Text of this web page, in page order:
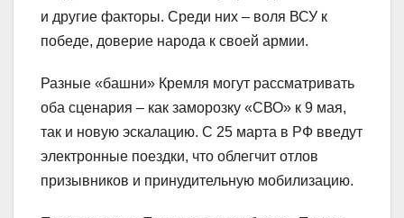
и другие факторы. Среди них – воля ВСУ к
победе, доверие народа к своей армии.
Разные «башни» Кремля могут рассматривать
оба сценария – как заморозку «СВО» к 9 мая,
так и новую эскалацию. С 25 марта в РФ введут
электронные поездки, что облегчит отлов
призывников и принудительную мобилизацию.